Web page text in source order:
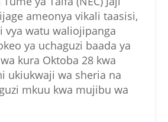
ameonya vikali taasisi,
vya watu waliojipanga
ya uchaguzi baada ya
kura Oktoba 28 kwa
ukiukwaji wa sheria na
mkuu kwa mujibu wa